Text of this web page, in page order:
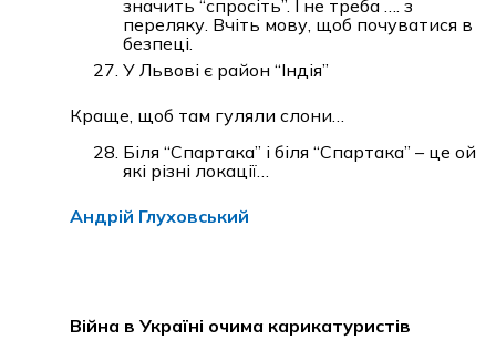
значить “спросіть”. І не треба …. з
переляку. Вчіть мову, щоб почуватися в
безпеці.
У Львові є район “Індія”
Краще, щоб там гуляли слони…
Біля “Спартака” і біля “Спартака” – це ой
які різні локації…
Андрій Глуховський
Війна в Україні очима карикатуристів